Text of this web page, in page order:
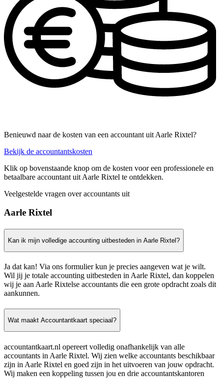
Benieuwd naar de kosten van een accountant uit Aarle Rixtel?
Bekijk de accountantskosten
Klik op bovenstaande knop om de kosten voor een professionele en
betaalbare accountant uit Aarle Rixtel te ontdekken.
Veelgestelde vragen over accountants uit
Aarle Rixtel
Kan ik mijn volledige accounting uitbesteden in Aarle Rixtel?
Ja dat kan! Via ons formulier kun je precies aangeven wat je wilt.
Wil jij je totale accounting uitbesteden in Aarle Rixtel, dan koppelen
wij je aan Aarle Rixtelse accountants die een grote opdracht zoals dit
aankunnen.
Wat maakt Accountantkaart speciaal?
accountantkaart.nl opereert volledig onafhankelijk van alle
accountants in Aarle Rixtel. Wij zien welke accountants beschikbaar
zijn in Aarle Rixtel en goed zijn in het uitvoeren van jouw opdracht.
Wij maken een koppeling tussen jou en drie accountantskantoren